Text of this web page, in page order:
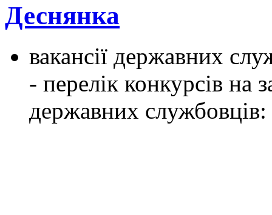
Деснянка
вакансії державних
- перелік конкурсів на
державних службовців: